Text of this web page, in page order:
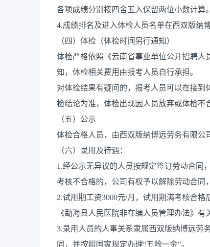
各项成绩分别按四舍五入保留两位小数计算。
4.成绩排名及进入体检人员名单在西双版纳
（四）体检（体检时间另行通知）
体检严格依照《云南省事业单位公开招聘
知，体检相关费用由报考人员自行承担。
对体检结果有疑问的，报考人员可以在接
检结论为准，体检出现因人员放弃或体检不
（五）公示
体检合格人员，由西双版纳博远劳务有限公
（六）录用及待遇：
1.经公示无异议的人员按规定签订劳动合同
考核不合格的，公司有权予以解除劳动合同
2.试用期工资3000元/月，试用期满考核合
《勐海县人民医院非在编人员管理办法》有
3.录用人员的人事关系隶属西双版纳博远劳
同，并按照国家规定办理“五险一金”。